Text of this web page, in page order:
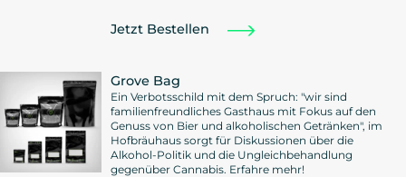
Jetzt Bestellen
Grove Bag
Ein Verbotsschild mit dem Spruch: "wir sind
familienfreundliches Gasthaus mit Fokus auf den
Genuss von Bier und alkoholischen Getränken", im
Hofbräuhaus sorgt für Diskussionen über die
Alkohol-Politik und die Ungleichbehandlung
gegenüber Cannabis. Erfahre mehr!